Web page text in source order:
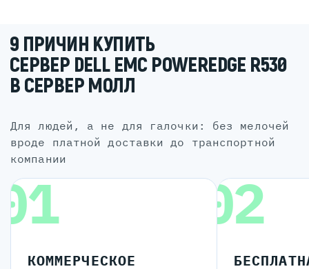
9 ПРИЧИН КУПИТЬ
СЕРВЕР DELL EMC POWEREDGE R530
В СЕРВЕР МОЛЛ
для людей, а не для галочки: без мелочей
вроде платной доставки до транспортной
компании
КОММЕРЧЕСКОЕ
02